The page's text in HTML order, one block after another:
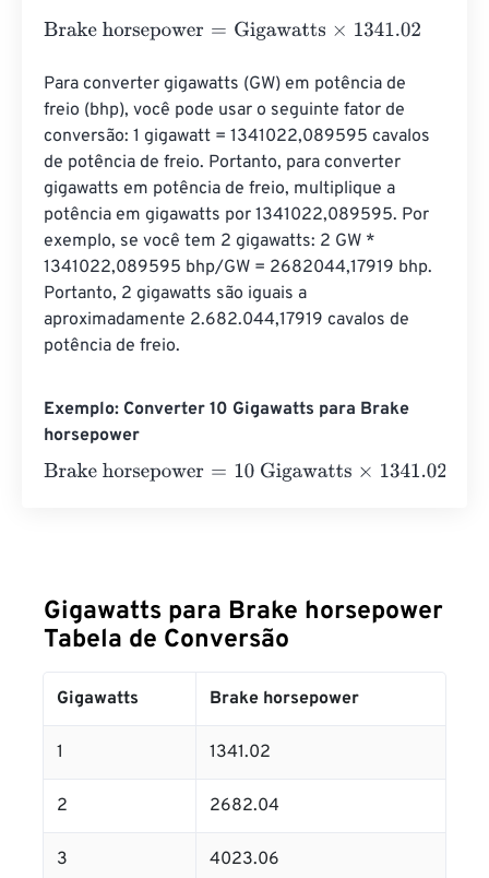
Brake horsepower=Gigawatts×1341.02
Para converter gigawatts (GW) em potência de
freio (bhp), você pode usar o seguinte fator de
conversão: 1 gigawatt = 1341022,089595 cavalos
de potência de freio. Portanto, para converter
gigawatts em potência de freio, multiplique a
potência em gigawatts por 1341022,089595. Por
exemplo, se você tem 2 gigawatts: 2 GW *
1341022,089595 bhp/GW = 2682044,17919 bhp.
Portanto, 2 gigawatts são iguais a
aproximadamente 2.682.044,17919 cavalos de
potência de freio.
Exemplo: Converter 10 Gigawatts para Brake
horsepower
Brake horsepower=10 Gigawatts×1341.02= 13410.2
Gigawatts para Brake horsepower
Tabela de Conversão
Gigawatts Brake horsepower
1 1341.02
2 2682.04
3 4023.06